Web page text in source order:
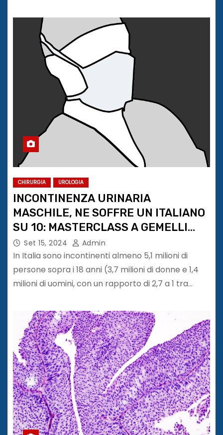
CHIRURGIA UROLOGIA
INCONTINENZA URINARIA
MASCHILE, NE SOFFRE UN ITALIANO
SU 10: MASTERCLASS A GEMELLI
ROMA
Set 15, 2024 Admin
In Italia sono incontinenti almeno 5,1 milioni di
persone sopra i 18 anni (3,7 milioni di donne e 1,4
milioni di uomini, con un rapporto di 2,7 a 1 tra…